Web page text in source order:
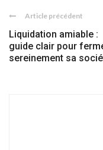
Article précédent
Liquidation amiable :
guide clair pour
sereinement sa